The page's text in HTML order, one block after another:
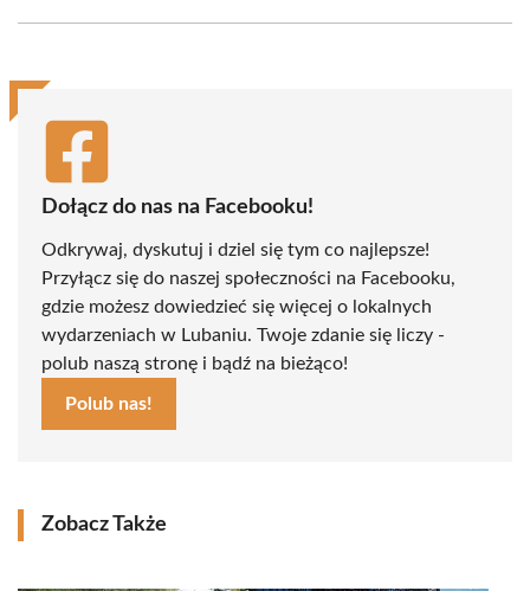
(Twitter)
Dołącz do nas na Facebooku!
Odkrywaj, dyskutuj i dziel się tym co najlepsze!
Przyłącz się do naszej społeczności na Facebooku,
gdzie możesz dowiedzieć się więcej o lokalnych
wydarzeniach w Lubaniu. Twoje zdanie się liczy -
polub naszą stronę i bądź na bieżąco!
Polub nas!
Zobacz Także